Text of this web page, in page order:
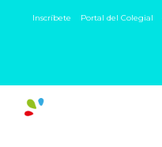
Inscríbete Portal del Colegial